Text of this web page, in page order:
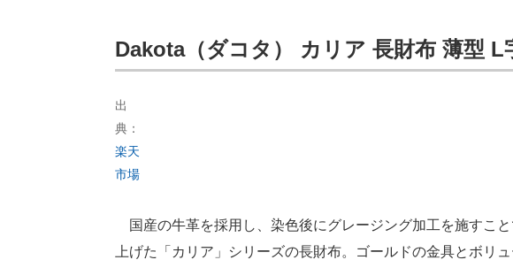
Dakota（ダコタ） カリア 長財布 薄型 L
出
典：
楽天
市場
国産の牛革を採用し、染色後にグレージング加工を施すこ
上げた「カリア」シリーズの長財布。ゴールドの金具とボリ